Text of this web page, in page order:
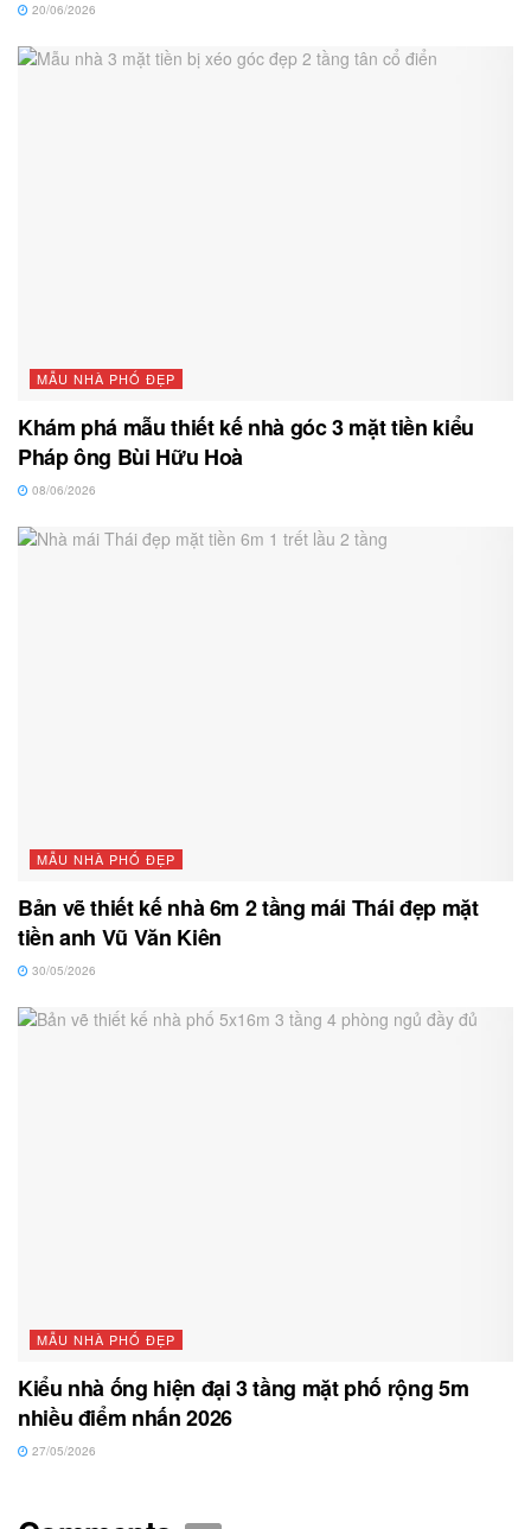
20/06/2026
MẪU NHÀ PHỐ ĐẸP
Khám phá mẫu thiết kế nhà góc 3 mặt tiền kiểu
Pháp ông Bùi Hữu Hoà
08/06/2026
MẪU NHÀ PHỐ ĐẸP
Bản vẽ thiết kế nhà 6m 2 tầng mái Thái đẹp mặt
tiền anh Vũ Văn Kiên
30/05/2026
MẪU NHÀ PHỐ ĐẸP
Kiểu nhà ống hiện đại 3 tầng mặt phố rộng 5m
nhiều điểm nhấn 2026
27/05/2026